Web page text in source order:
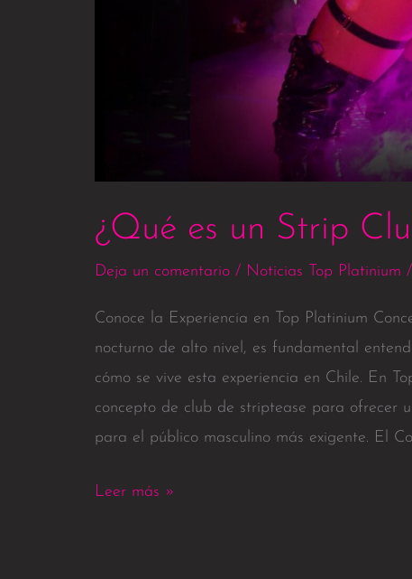
¿Qué es un Strip
Deja un comentario / Noticias Top Platinium /
Conoce la Experiencia en Top Platinium
nocturno de alto nivel, es fundamental
cómo se vive esta experiencia en Chile. En
concepto de club de striptease para ofrecer
para el público masculino más exigente. El
Leer más »